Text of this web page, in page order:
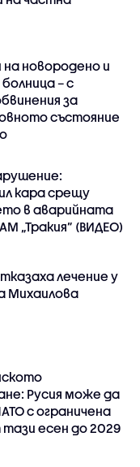
новородено и
– с
за
състояние
кара срещу
в аварийната
„Тракия” (ВИДЕО)
лечение у
Михаилова
Русия може да
с ограничена
есен до 2029